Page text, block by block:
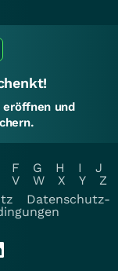
eröffnen und
F G H I
J
V W X Y
Z
Datenschutz-